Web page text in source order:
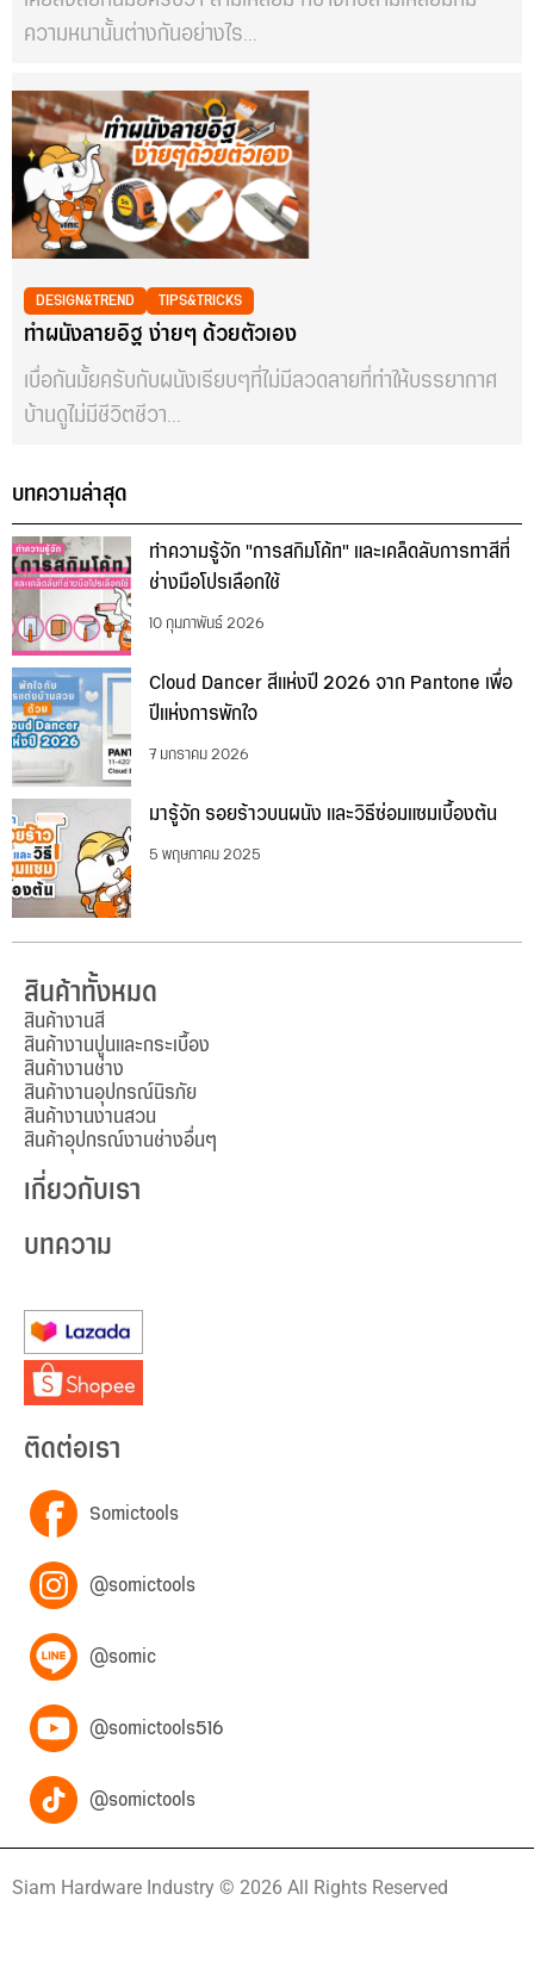
ความหนานั้นต่างกันอย่างไร...
DESIGN&TREND TIPS&TRICKS
ทำผนังลายอิฐ ง่ายๆ ด้วยตัวเอง
เบื่อกันมั้ยครับกับผนังเรียบๆที่ไม่มีลวดลายที่ทำให้บรรยากาศ
บ้านดูไม่มีชีวิตชีวา...
บทความล่าสุด
ทำความรู้จัก "การสกิมโค้ท" และเคล็ดลับการทาสีที่
ช่างมือโปรเลือกใช้
10 กุมภาพันธ์ 2026
Cloud Dancer สีแห่งปี 2026 จาก Pantone เพื่อ
ปีแห่งการพักใจ
7 มกราคม 2026
มารู้จัก รอยร้าวบนผนัง และวิธีซ่อมแซมเบื้องต้น
5 พฤษภาคม 2025
สินค้าทั้งหมด
สินค้างานสี
สินค้างานปูนและกระเบื้อง
สินค้างานช่าง
สินค้างานอุปกรณ์นิรภัย
สินค้างานงานสวน
สินค้าอุปกรณ์งานช่างอื่นๆ
เกี่ยวกับเรา
บทความ
ติดต่อเรา
Somictools
@somictools
@somic
@somictools516
@somictools
Siam Hardware Industry © 2026 All Rights Reserved